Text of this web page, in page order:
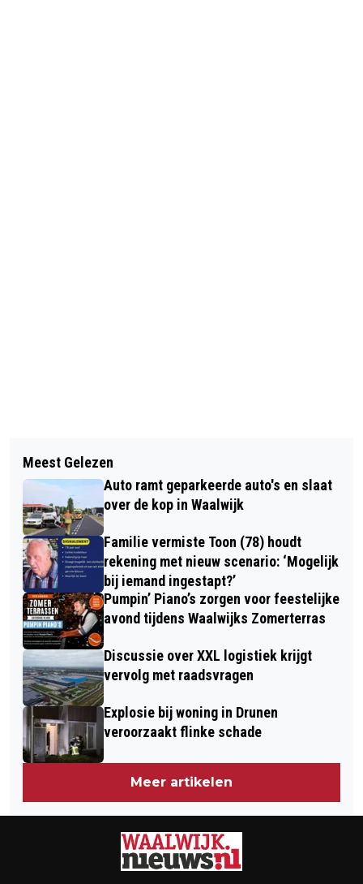
PUBQUIZ BIJ ZIDEWINDE SPRANG-
CAPELLE: STRIJD MEE VOOR STELVIO
FOR LIFE!
SENIOREN TONEEL WAALWIJK
BRENGT AL 46 JAAR TONEELPLEZIER
Meest Gelezen
Auto ramt geparkeerde auto's en slaat
over de kop in Waalwijk
Familie vermiste Toon (78) houdt
rekening met nieuw scenario: ‘Mogelijk
bij iemand ingestapt?’
Pumpin’ Piano’s zorgen voor feestelijke
avond tijdens Waalwijks Zomerterras
Discussie over XXL logistiek krijgt
vervolg met raadsvragen
Explosie bij woning in Drunen
veroorzaakt flinke schade
Meer artikelen